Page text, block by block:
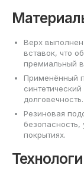
Верх
вставок, что
премиальный
Применённый
долговечность.
Резиновая
покрытиях.